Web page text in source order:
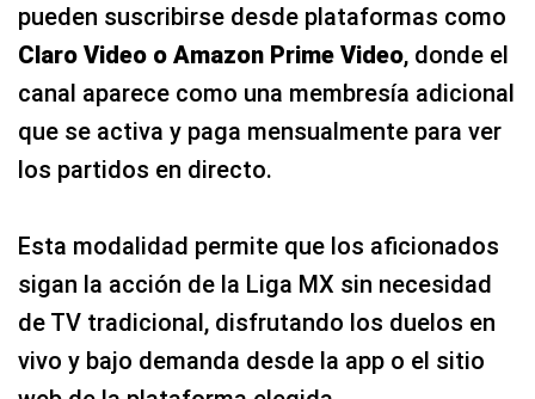
pueden suscribirse desde plataformas como
Claro Video o Amazon Prime Video, donde el
canal aparece como una membresía adicional
que se activa y paga mensualmente para ver
los partidos en directo.
Esta modalidad permite que los aficionados
sigan la acción de la Liga MX sin necesidad
de TV tradicional, disfrutando los duelos en
vivo y bajo demanda desde la app o el sitio